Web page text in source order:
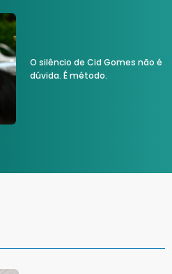
O silêncio de Cid Gomes não é
dúvida. É método.